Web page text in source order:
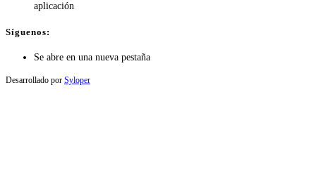
aplicación
Síguenos:
Se abre en una nueva pestaña
Desarrollado por Syloper